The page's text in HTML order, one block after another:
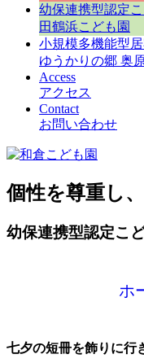
幼保連携型認定
田鶴浜こども園
小規模多機能型
ゆうかりの郷 奥
Access
アクセス
Contact
お問い合わせ
個性を尊重し
幼保連携型認定こ
ホ
七夕の短冊を飾りに行